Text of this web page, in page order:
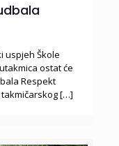
uspjeh Škole
ostat će
Respekt
[…]